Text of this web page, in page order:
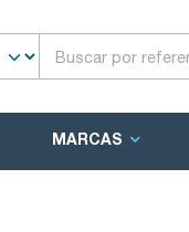
MARCAS